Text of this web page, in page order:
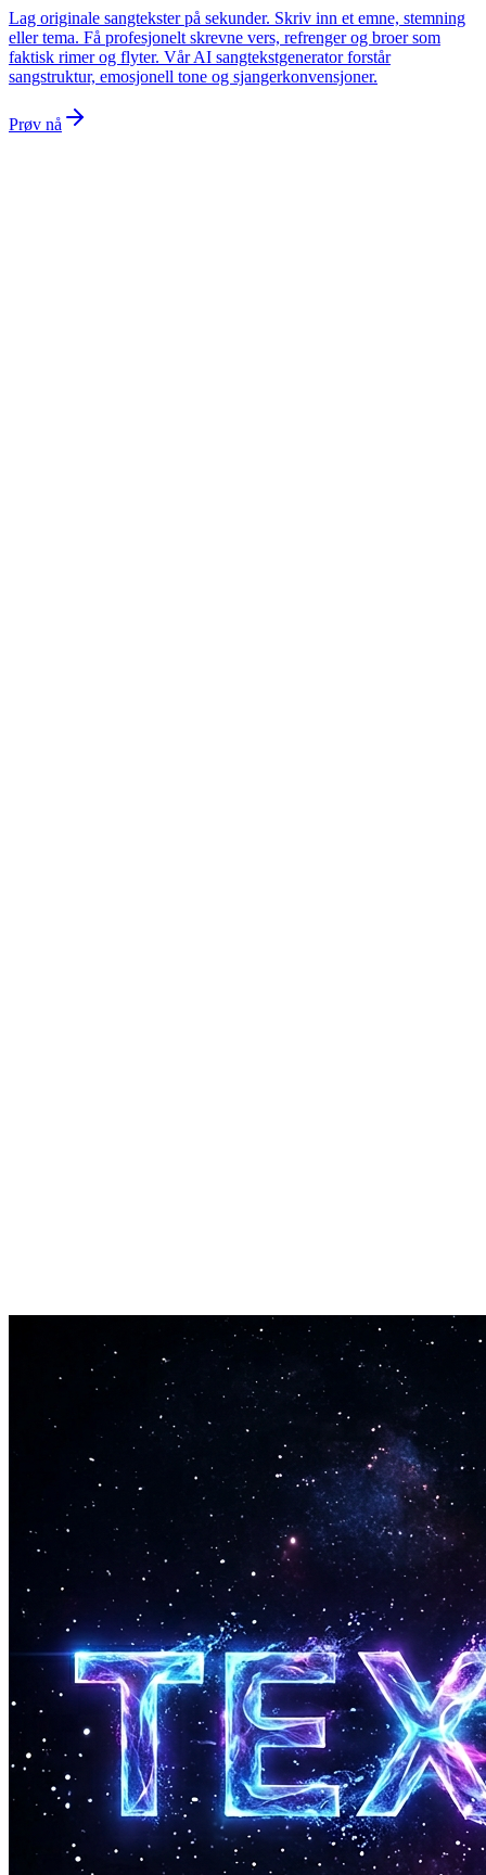
Lag originale sangtekster på sekunder. Skriv inn et emne, stemning
eller tema. Få profesjonelt skrevne vers, refrenger og broer som
faktisk rimer og flyter. Vår AI sangtekstgenerator forstår
sangstruktur, emosjonell tone og sjangerkonvensjoner.
Prøv nå